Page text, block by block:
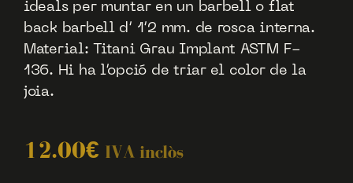
ideals per muntar en un barbell o flat
back barbell d’ 1’2 mm. de rosca interna.
Material: Titani Grau Implant ASTM F-
136. Hi ha l’opció de triar el color de la
joia.
12.00€ IVA inclòs